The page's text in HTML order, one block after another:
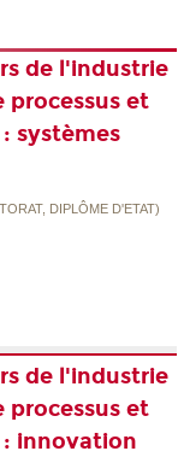
de l'industrie
et
systèmes
DIPLÔME D'ETAT)
de l'industrie
et
: innovation